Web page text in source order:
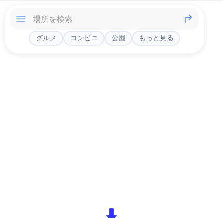
グルメ コンビニ 公園 もっと見る